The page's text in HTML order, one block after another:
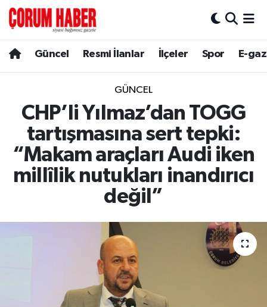
Güncel Resmi İlanlar İlçeler Spor E-
GÜNCEL
CHP’li Yılmaz’dan TOGG
tartışmasına sert tepki:
“Makam araçları Audi iken
millîlik nutukları inandırıcı
değil”
Spor
Resmi İlanlar
Alaca
Bayat
Hava Durumu
Çorum Namaz Vakitleri
Trafik Durumu
Süper Lig Puan Durumu ve Fikstür
Son Dakika Haberleri